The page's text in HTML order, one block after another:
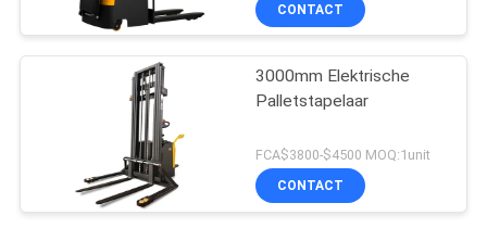
CONTACT
3000mm Elektrische
Palletstapelaar
FCA$3800-$4500 MOQ:1unit
CONTACT